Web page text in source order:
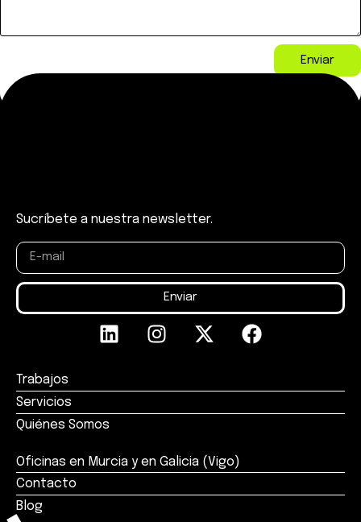
Enviar
Sucríbete a nuestra newsletter.
Enviar
Trabajos
Servicios
Quiénes Somos
Oficinas en Murcia y en Galicia (Vigo)
Contacto
Blog